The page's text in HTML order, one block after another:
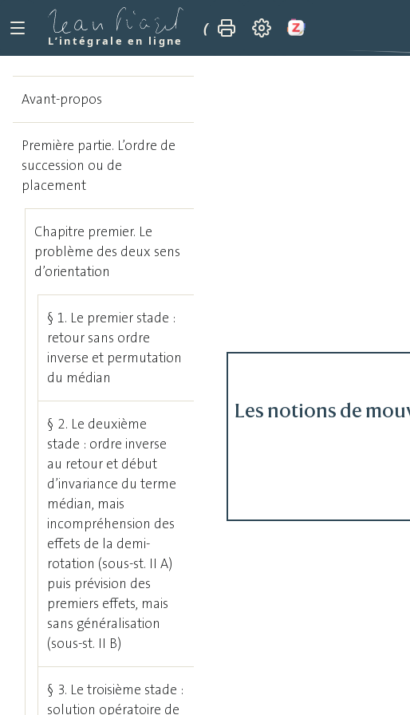
L’intégrale en ligne
(1946) Les notions de
Avant-propos
Première partie. L’ordre de
succession ou de
placement
Chapitre premier. Le
problème des deux sens
d’orientation
§ 1. Le premier stade :
retour sans ordre
inverse et permutation
du médian
§ 2. Le deuxième
stade : ordre inverse
au retour et début
d’invariance du terme
médian, mais
incompréhension des
effets de la demi-
rotation (sous-st. II A)
puis prévision des
premiers effets, mais
sans généralisation
(sous-st. II B)
§ 3. Le troisième stade :
solution opératoire de
Les notions de